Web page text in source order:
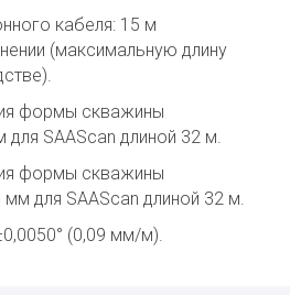
кабеля: 15 м
(максимальную длину
формы скважины
SAAScan длиной 32 м.
формы скважины
мм для SAAScan длиной 32 м.
(0,09 мм/м).